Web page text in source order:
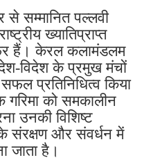
सम्मानित पल्लवी
ख्यातिप्राप्त
हैं। केरल कलामंडलम
विदेश के प्रमुख मंचों
प्रतिनिधित्व किया
गरिमा को समकालीन
उनकी विशिष्ट
संरक्षण और संवर्धन में
जाता है।